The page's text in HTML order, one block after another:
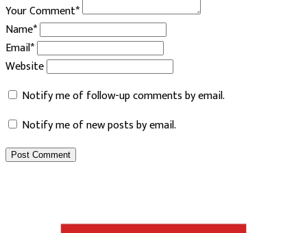
Your Comment*
Name*
Email*
Website
Notify me of follow-up comments by email.
Notify me of new posts by email.